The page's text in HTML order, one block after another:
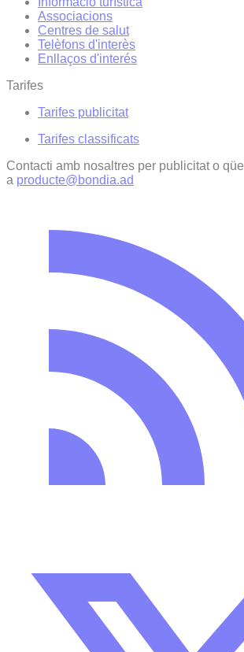
Associacions
Centres de salut
Telèfons d'interès
Enllaços d'interés
Tarifes
Tarifes publicitat
Tarifes classificats
Contacti amb nosaltres per publicitat o
a producte@bondia.ad